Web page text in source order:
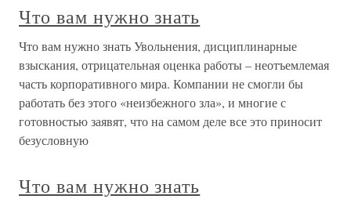
Что вам нужно знать
Что вам нужно знать Увольнения, дисциплинарные
взыскания, отрицательная оценка работы – неотъемлемая
часть корпоративного мира. Компании не смогли бы
работать без этого «неизбежного зла», и многие с
готовностью заявят, что на самом деле все это приносит
безусловную
Что вам нужно знать